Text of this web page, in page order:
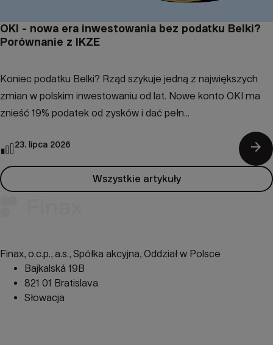
OKI - nowa era inwestowania bez podatku Belki?
Porównanie z IKZE
Koniec podatku Belki? Rząd szykuje jedną z największych
zmian w polskim inwestowaniu od lat. Nowe konto OKI ma
znieść 19% podatek od zysków i dać pełn...
23. lipca 2026 arrow_forward
Wszystkie artykuły
Finax, o.c.p., a.s., Spółka akcyjna, Oddział w Polsce
Bajkalská 19B
821 01 Bratislava
Słowacja